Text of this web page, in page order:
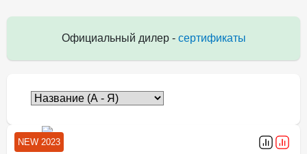
Официальный дилер - сертификаты
NEW 2023